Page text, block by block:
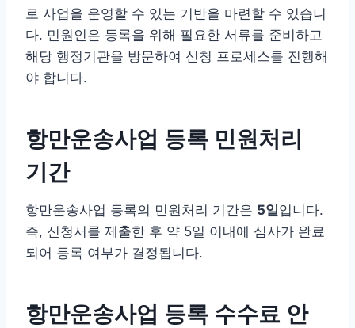
로 사업을 운영할 수 있는 기반을 마련할 수 있습니
다. 민원인은 등록을 위해 필요한 서류를 준비하고
해당 행정기관을 방문하여 신청 프로세스를 진행해
야 합니다.
항만운송사업 등록 민원처리
기간
항만운송사업 등록의 민원처리 기간은 5일입니다.
즉, 신청서를 제출한 후 약 5일 이내에 심사가 완료
되어 등록 여부가 결정됩니다.
항만운송사업 등록 수수료 안